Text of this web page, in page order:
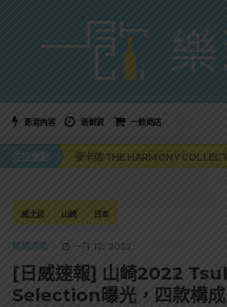
影音內容 新鮮貨 一飲商店
注目焦點
美國正式恢復蘇格蘭威士忌零關稅！
角嗨尬炸物X爽快這一步，角瓶攜手
美國正式恢復蘇格蘭威士忌零關稅！
威士忌 山崎 日本
精選酒聞 一月 12, 2022
[日威速報] 山崎2022
Selection曝光，四款構成